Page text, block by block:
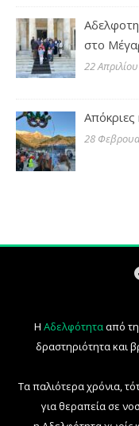
στο
22
28
Η Αδελφότητααπό
δραστηριότητα και
Τα παλιότερα χρόνια,
για θεραπεία σε